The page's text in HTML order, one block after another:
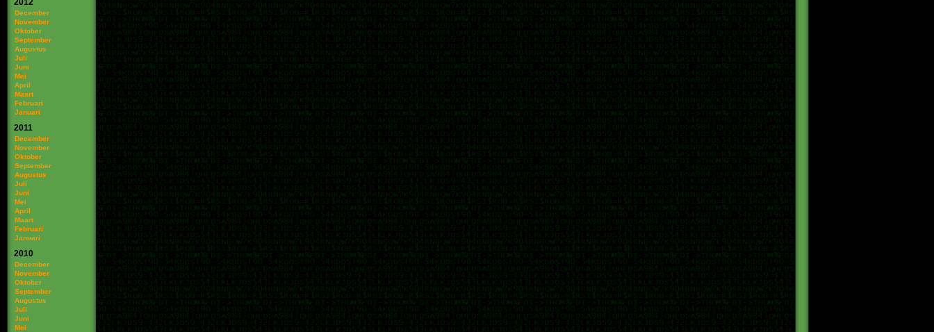
2012
December
November
Oktober
September
Augustus
Juli
Juni
Mei
April
Maart
Februari
Januari
2011
December
November
Oktober
September
Augustus
Juli
Juni
Mei
April
Maart
Februari
Januari
2010
December
November
Oktober
September
Augustus
Juli
Juni
Mei